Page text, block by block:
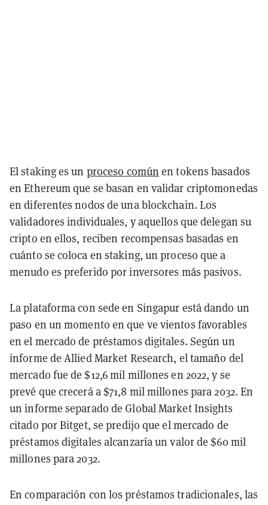
El staking es un proceso común en tokens basados
en Ethereum que se basan en validar criptomonedas
en diferentes nodos de una blockchain. Los
validadores individuales, y aquellos que delegan su
cripto en ellos, reciben recompensas basadas en
cuánto se coloca en staking, un proceso que a
menudo es preferido por inversores más pasivos.
La plataforma con sede en Singapur está dando un
paso en un momento en que ve vientos favorables
en el mercado de préstamos digitales. Según un
informe de Allied Market Research, el tamaño del
mercado fue de $12,6 mil millones en 2022, y se
prevé que crecerá a $71,8 mil millones para 2032. En
un informe separado de Global Market Insights
citado por Bitget, se predijo que el mercado de
préstamos digitales alcanzaría un valor de $60 mil
millones para 2032.
En comparación con los préstamos tradicionales, las